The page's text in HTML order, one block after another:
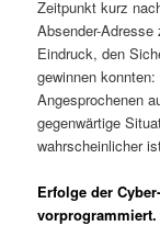
Zeitpunkt kurz
Absender-
Eindruck, den
gewinnen
Angesprochenen
gegenwärtige
wahrscheinlicher
Erfolge der
vorprogrammiert.